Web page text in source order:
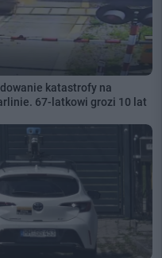
katastrofy na
67-latkowi grozi 10 lat